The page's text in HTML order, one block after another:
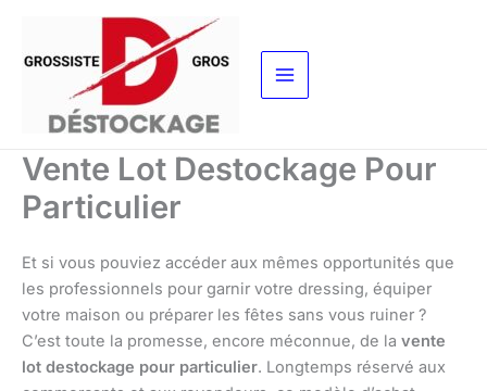
contenu
Vente Lot Destockage Pour
Particulier
Et si vous pouviez accéder aux mêmes opportunités que
les professionnels pour garnir votre dressing, équiper
votre maison ou préparer les fêtes sans vous ruiner ?
C’est toute la promesse, encore méconnue, de la vente
lot destockage pour particulier. Longtemps réservé aux